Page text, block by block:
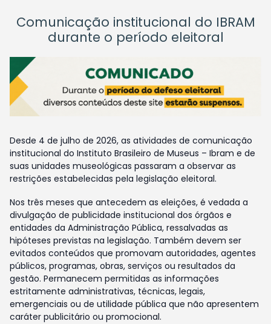
Comunicação institucional do IBRAM
durante o período eleitoral
Desde 4 de julho de 2026, as atividades de comunicação
institucional do Instituto Brasileiro de Museus – Ibram e de
suas unidades museológicas passaram a observar as
restrições estabelecidas pela legislação eleitoral.
Nos três meses que antecedem as eleições, é vedada a
divulgação de publicidade institucional dos órgãos e
entidades da Administração Pública, ressalvadas as
hipóteses previstas na legislação. Também devem ser
evitados conteúdos que promovam autoridades, agentes
públicos, programas, obras, serviços ou resultados da
gestão. Permanecem permitidas as informações
estritamente administrativas, técnicas, legais,
emergenciais ou de utilidade pública que não apresentem
caráter publicitário ou promocional.